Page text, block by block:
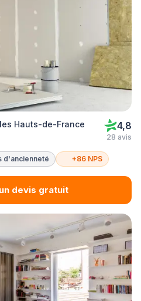
Hauts-de-France 4,8
28 avis
d'ancienneté +86 NPS
devis gratuit